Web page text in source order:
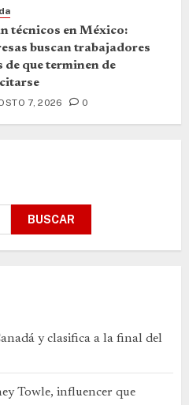
técnicos en México:
buscan trabajadores
de que terminen de
7, 2026 0
BUSCAR
y clasifica a la final del
Towle, influencer que